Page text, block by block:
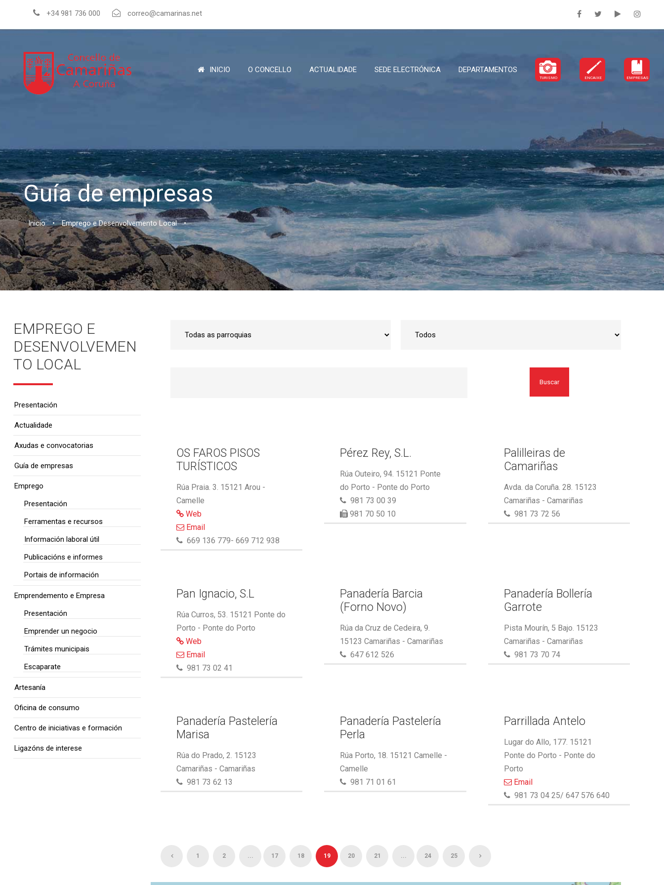
+34 981 736 000 correo@camarinas.net
INICIO O CONCELLO ACTUALIDADE SEDE ELECTRÓNICA DEPARTAMENTOS
TURISMO ENCAIXE EMPRESAS
Guía de empresas
Inicio • Emprego e Desenvolvemento Local •
Buscar
OS FAROS PISOS
TURÍSTICOS
Rúa Praia. 3. 15121 Arou -
Camelle
Web
Email
669 136 779- 669 712 938
Pérez Rey, S.L.
Rúa Outeiro, 94. 15121 Ponte
do Porto - Ponte do Porto
981 73 00 39
981 70 50 10
Palilleiras de
Camariñas
Avda. da Coruña. 28. 15123
Camariñas - Camariñas
981 73 72 56
Pan Ignacio, S.L
Rúa Curros, 53. 15121 Ponte do
Porto - Ponte do Porto
Web
Email
981 73 02 41
Panadería Barcia
(Forno Novo)
Rúa da Cruz de Cedeira, 9.
15123 Camariñas - Camariñas
647 612 526
Panadería Bollería
Garrote
Pista Mourín, 5 Bajo. 15123
Camariñas - Camariñas
981 73 70 74
Panadería Pastelería
Marisa
Rúa do Prado, 2. 15123
Camariñas - Camariñas
981 73 62 13
Panadería Pastelería
Perla
Rúa Porto, 18. 15121 Camelle -
Camelle
981 71 01 61
Parrillada Antelo
Lugar do Allo, 177. 15121
Ponte do Porto - Ponte do
Porto
Email
981 73 04 25/ 647 576 640
1 2 ... 17 18 19 20 21 ... 24 25
EMPREGO E
DESENVOLVEMEN
TO LOCAL
Presentación
Actualidade
Axudas e convocatorias
Guía de empresas
Emprego
Presentación
Ferramentas e recursos
Información laboral útil
Publicacións e informes
Portais de información
Emprendemento e Empresa
Presentación
Emprender un negocio
Trámites municipais
Escaparate
Artesanía
Oficina de consumo
Centro de iniciativas e formación
Ligazóns de interese